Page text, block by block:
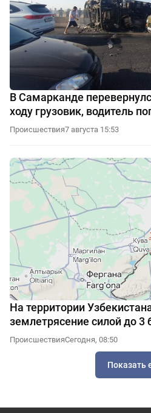
В Самарканде
ходу грузовик, водитель
Происшествия7 августа 15:53
На территории
землетрясение силой до 3
ПроисшествияСегодня, 08:50
Показать